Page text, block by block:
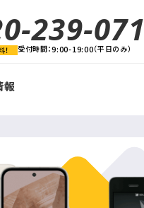
239-071
受付時間：9:00-19:00（平日のみ）
報